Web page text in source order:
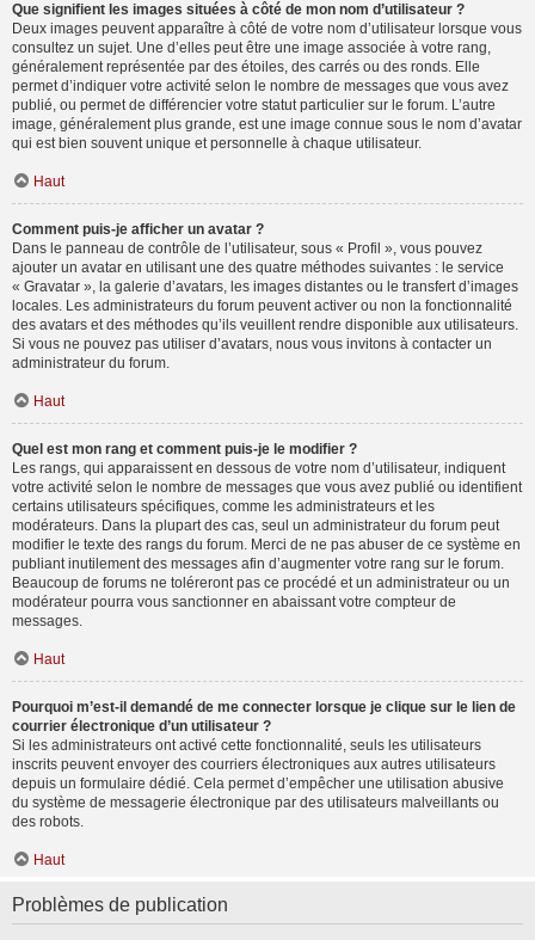
Que signifient les images situées à côté de mon nom d’utilisateur ?
Deux images peuvent apparaître à côté de votre nom d’utilisateur lorsque vous
consultez un sujet. Une d’elles peut être une image associée à votre rang,
généralement représentée par des étoiles, des carrés ou des ronds. Elle
permet d’indiquer votre activité selon le nombre de messages que vous avez
publié, ou permet de différencier votre statut particulier sur le forum. L’autre
image, généralement plus grande, est une image connue sous le nom d’avatar
qui est bien souvent unique et personnelle à chaque utilisateur.
Haut
Comment puis-je afficher un avatar ?
Dans le panneau de contrôle de l’utilisateur, sous « Profil », vous pouvez
ajouter un avatar en utilisant une des quatre méthodes suivantes : le service
« Gravatar », la galerie d’avatars, les images distantes ou le transfert d’images
locales. Les administrateurs du forum peuvent activer ou non la fonctionnalité
des avatars et des méthodes qu’ils veuillent rendre disponible aux utilisateurs.
Si vous ne pouvez pas utiliser d’avatars, nous vous invitons à contacter un
administrateur du forum.
Haut
Quel est mon rang et comment puis-je le modifier ?
Les rangs, qui apparaissent en dessous de votre nom d’utilisateur, indiquent
votre activité selon le nombre de messages que vous avez publié ou identifient
certains utilisateurs spécifiques, comme les administrateurs et les
modérateurs. Dans la plupart des cas, seul un administrateur du forum peut
modifier le texte des rangs du forum. Merci de ne pas abuser de ce système en
publiant inutilement des messages afin d’augmenter votre rang sur le forum.
Beaucoup de forums ne toléreront pas ce procédé et un administrateur ou un
modérateur pourra vous sanctionner en abaissant votre compteur de
messages.
Haut
Pourquoi m’est-il demandé de me connecter lorsque je clique sur le lien de
courrier électronique d’un utilisateur ?
Si les administrateurs ont activé cette fonctionnalité, seuls les utilisateurs
inscrits peuvent envoyer des courriers électroniques aux autres utilisateurs
depuis un formulaire dédié. Cela permet d’empêcher une utilisation abusive
du système de messagerie électronique par des utilisateurs malveillants ou
des robots.
Haut
Problèmes de publication